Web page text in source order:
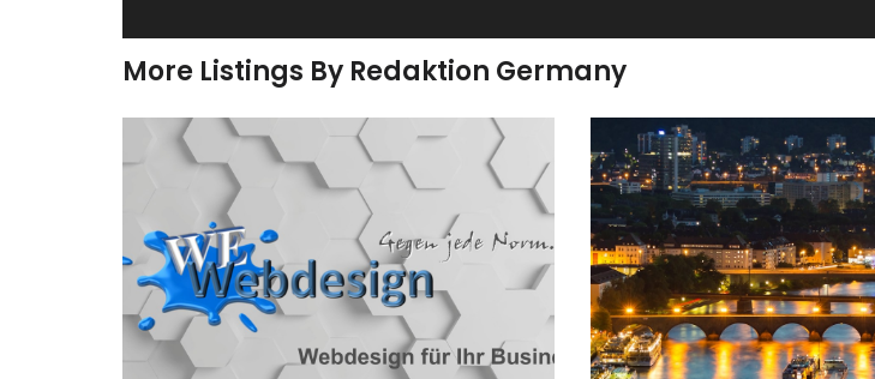
More Listings By Redaktion Germany